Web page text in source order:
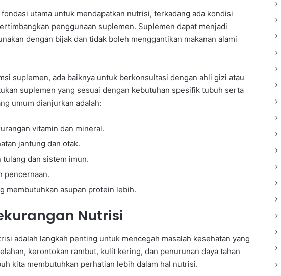
utama untuk mendapatkan nutrisi, terkadang ada kondisi
penggunaan suplemen. Suplemen dapat menjadi
dengan bijak dan tidak boleh menggantikan makanan alami
suplemen, ada baiknya untuk berkonsultasi dengan ahli gizi atau
suplemen yang sesuai dengan kebutuhan spesifik tubuh serta
umum dianjurkan adalah:
vitamin dan mineral.
jantung dan otak.
dan sistem imun.
pencernaan.
membutuhkan asupan protein lebih.
Nutrisi
adalah langkah penting untuk mencegah masalah kesehatan yang
kerontokan rambut, kulit kering, dan penurunan daya tahan
kita membutuhkan perhatian lebih dalam hal nutrisi.